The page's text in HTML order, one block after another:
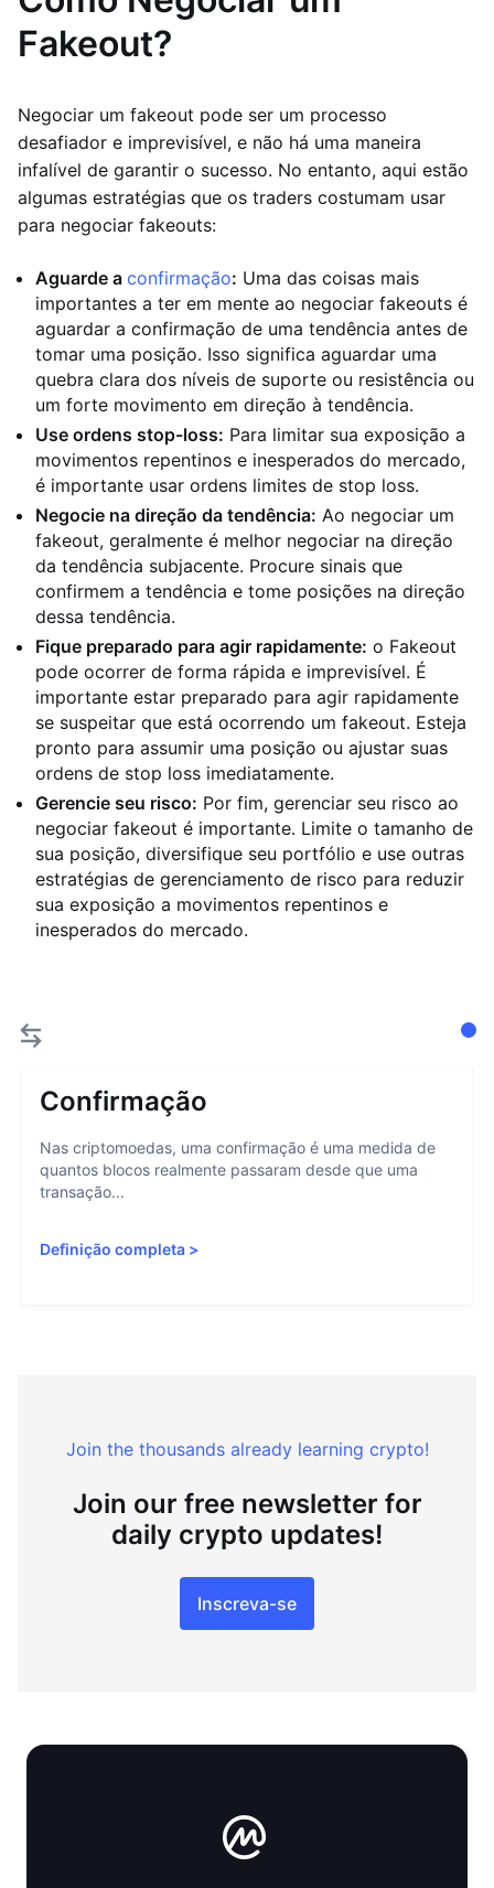
Fakeout?
Negociar um fakeout pode ser um processo
desafiador e imprevisível, e não há uma maneira
infalível de garantir o sucesso. No entanto, aqui estão
algumas estratégias que os traders costumam usar
para negociar fakeouts:
Aguarde a confirmação: Uma das coisas mais
importantes a ter em mente ao negociar fakeouts é
aguardar a confirmação de uma tendência antes de
tomar uma posição. Isso significa aguardar uma
quebra clara dos níveis de suporte ou resistência ou
um forte movimento em direção à tendência.
Use ordens stop-loss: Para limitar sua exposição a
movimentos repentinos e inesperados do mercado,
é importante usar ordens limites de stop loss.
Negocie na direção da tendência: Ao negociar um
fakeout, geralmente é melhor negociar na direção
da tendência subjacente. Procure sinais que
confirmem a tendência e tome posições na direção
dessa tendência.
Fique preparado para agir rapidamente: o Fakeout
pode ocorrer de forma rápida e imprevisível. É
importante estar preparado para agir rapidamente
se suspeitar que está ocorrendo um fakeout. Esteja
pronto para assumir uma posição ou ajustar suas
ordens de stop loss imediatamente.
Gerencie seu risco: Por fim, gerenciar seu risco ao
negociar fakeout é importante. Limite o tamanho de
sua posição, diversifique seu portfólio e use outras
estratégias de gerenciamento de risco para reduzir
sua exposição a movimentos repentinos e
inesperados do mercado.
Confirmação
Nas criptomoedas, uma confirmação é uma medida de
quantos blocos realmente passaram desde que uma
transação...
Definição completa >
Join the thousands already learning crypto!
Join our free newsletter for
daily crypto updates!
Inscreva-se